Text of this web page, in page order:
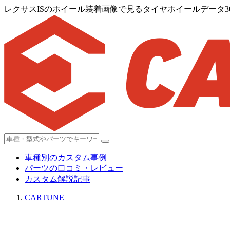
レクサスISのホイール装着画像で見るタイヤホイールデータ
車種別のカスタム事例
パーツの口コミ・レビュー
カスタム解説記事
CARTUNE